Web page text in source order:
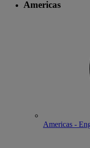
Americas
Americas -